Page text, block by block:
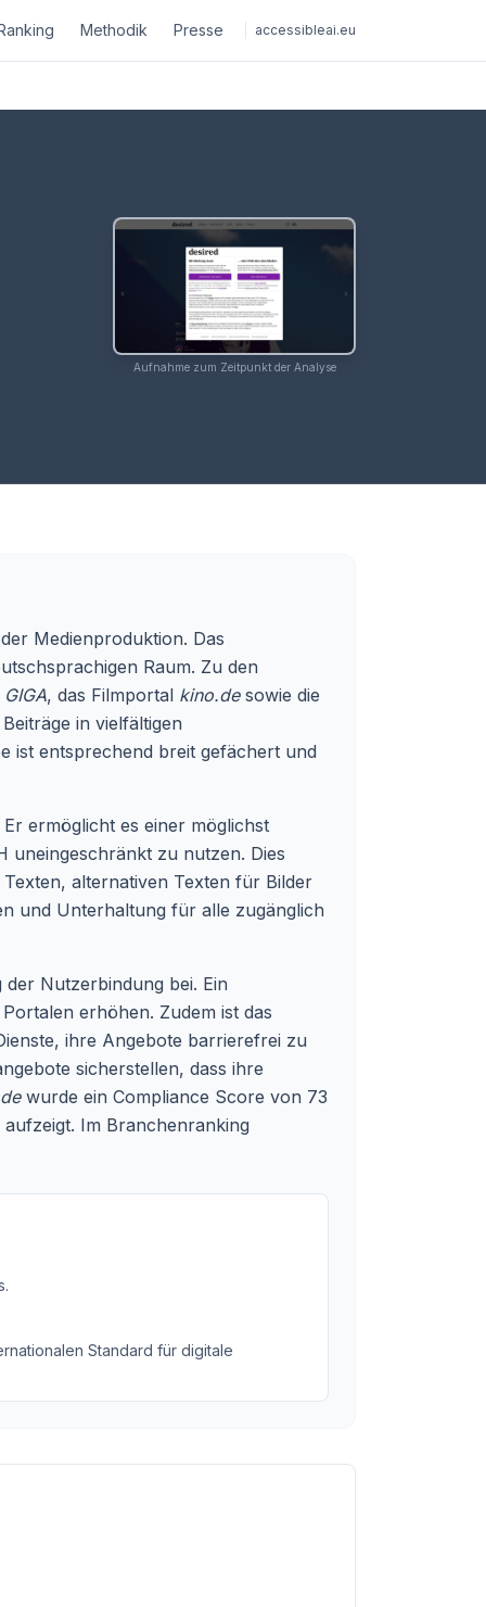
Methodik Presse accessibleai.eu
Aufnahme zum Zeitpunkt der Analyse
Medienproduktion. Das
Raum. Zu den
GIGA, das Filmportal kino.desowie die
in vielfältigen
ist entsprechend breit gefächert und
ermöglicht es einer möglichst
uneingeschränkt zu nutzen. Dies
alternativen Texten für Bilder
und Unterhaltung für alle zugänglich
Nutzerbindung bei. Ein
erhöhen. Zudem ist das
ihre Angebote barrierefrei zu
sicherstellen, dass ihre
wurde ein Compliance Score von 73
Im Branchenranking
.
Standard für digitale